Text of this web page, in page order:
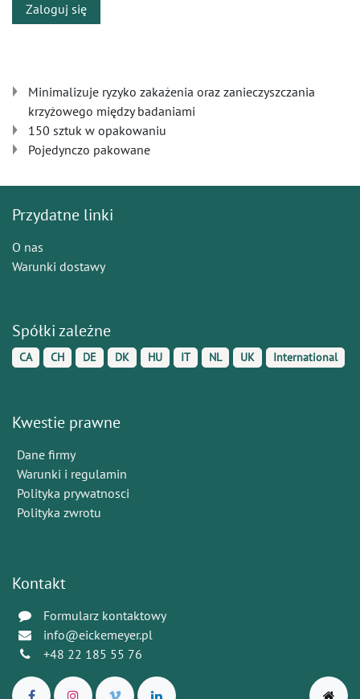
Zaloguj się
Minimalizuje ryzyko zakażenia oraz zanieczyszczania
krzyżowego między badaniami
150 sztuk w opakowaniu
Pojedynczo pakowane
Przydatne linki
O nas
Warunki dostawy
Spółki zależne
CA CH DE DK HU IT NL UK International
Kwestie prawne
Dane firmy
Warunki i regulamin
Polityka prywatnosci
Polityka zwrotu
Kontakt
Formularz kontaktowy
info@eickemeyer.pl
+48 22 185 55 76